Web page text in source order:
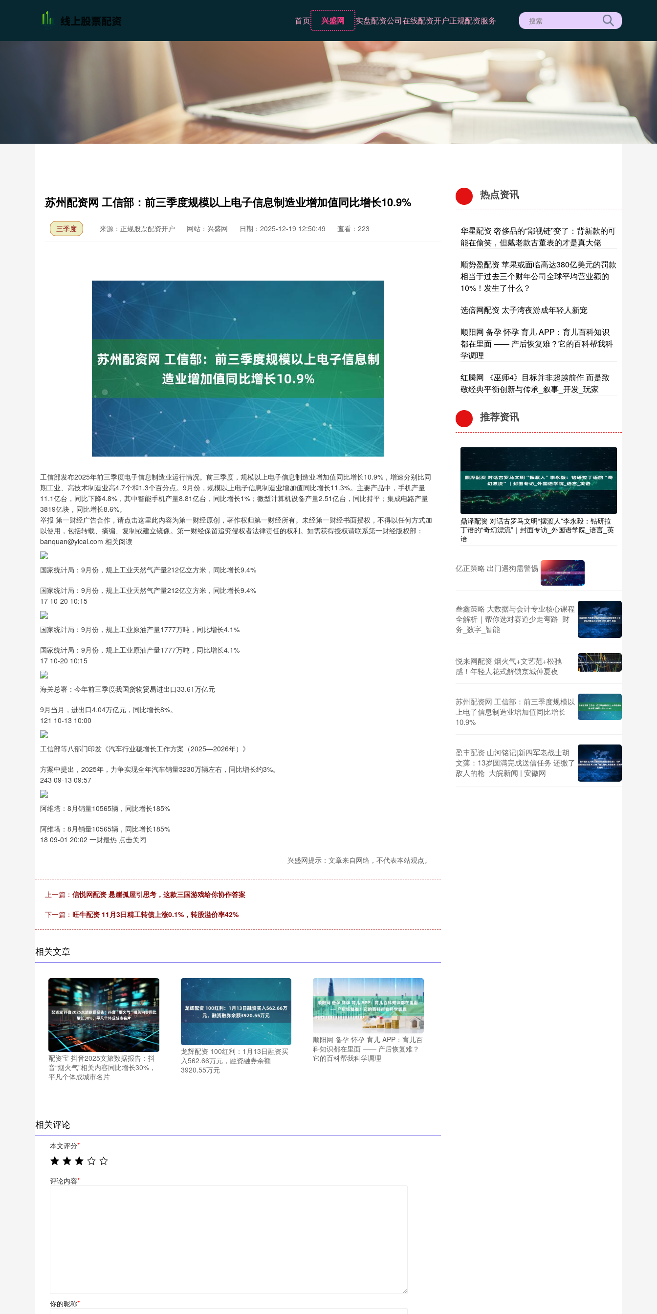
首页 兴盛网 实盘配资公司在线配资开户正规配资服务
苏州配资网 工信部：前三季度规模以上电子信息制造业增加值同比增长10.9%
三季度 来源：正规股票配资开户 网站：兴盛网 日期：2025-12-19 12:50:49 查看：223
工信部发布2025年前三季度电子信息制造业运行情况。前三季度，规模以上电子信息制造业增加值同比增长10.9%，增速分别比同
期工业、高技术制造业高4.7个和1.3个百分点。9月份，规模以上电子信息制造业增加值同比增长11.3%。主要产品中，手机产量
11.1亿台，同比下降4.8%，其中智能手机产量8.81亿台，同比增长1%；微型计算机设备产量2.51亿台，同比持平；集成电路产量
3819亿块，同比增长8.6%。
举报 第一财经广告合作，请点击这里此内容为第一财经原创，著作权归第一财经所有。未经第一财经书面授权，不得以任何方式加
以使用，包括转载、摘编、复制或建立镜像。第一财经保留追究侵权者法律责任的权利。如需获得授权请联系第一财经版权部：
banquan@yicai.com 相关阅读
国家统计局：9月份，规上工业天然气产量212亿立方米，同比增长9.4%
国家统计局：9月份，规上工业天然气产量212亿立方米，同比增长9.4%
17 10-20 10:15
国家统计局：9月份，规上工业原油产量1777万吨，同比增长4.1%
国家统计局：9月份，规上工业原油产量1777万吨，同比增长4.1%
17 10-20 10:15
海关总署：今年前三季度我国货物贸易进出口33.61万亿元
9月当月，进出口4.04万亿元，同比增长8%。
121 10-13 10:00
工信部等八部门印发《汽车行业稳增长工作方案（2025—2026年）》
方案中提出，2025年，力争实现全年汽车销量3230万辆左右，同比增长约3%。
243 09-13 09:57
阿维塔：8月销量10565辆，同比增长185%
阿维塔：8月销量10565辆，同比增长185%
18 09-01 20:02 一财最热 点击关闭
兴盛网提示：文章来自网络，不代表本站观点。
上一篇： 信悦网配资 悬崖孤屋引思考，这款三国游戏给你协作答案
下一篇： 旺牛配资 11月3日精工转债上涨0.1%，转股溢价率42%
相关文章
配资宝 抖音2025文旅数据报告：抖
音“烟火气”相关内容同比增长30%，
平凡个体成城市名片
龙辉配资 100红利：1月13日融资买
入562.66万元，融资融券余额
3920.55万元
顺阳网 备孕 怀孕 育儿 APP：育儿百
科知识都在里面 —— 产后恢复难？
它的百科帮我科学调理
相关评论
本文评分*
评论内容*
你的昵称*
热点资讯
华星配资 奢侈品的“鄙视链”变了：背新款的可
能在偷笑，但戴老款古董表的才是真大佬
顺势盈配资 苹果或面临高达380亿美元的罚款
相当于过去三个财年公司全球平均营业额的
10%！发生了什么？
选倍网配资 太子湾夜游成年轻人新宠
顺阳网 备孕 怀孕 育儿 APP：育儿百科知识
都在里面 —— 产后恢复难？它的百科帮我科
学调理
红腾网 《巫师4》目标并非超越前作 而是致
敬经典平衡创新与传承_叙事_开发_玩家
推荐资讯
鼎泽配资 对话古罗马文明“摆渡人”李永毅：钻研拉
丁语的“奇幻漂流”｜封面专访_外国语学院_语言_英
语
亿正策略 出门遇狗需警惕
叁鑫策略 大数据与会计专业核心课程
全解析｜帮你选对赛道少走弯路_财
务_数字_智能
悦来网配资 烟火气+文艺范+松驰
感！年轻人花式解锁京城仲夏夜
苏州配资网 工信部：前三季度规模以
上电子信息制造业增加值同比增长
10.9%
盈丰配资 山河铭记|新四军老战士胡
文藻：13岁圆满完成送信任务 还缴了
敌人的枪_大皖新闻 | 安徽网